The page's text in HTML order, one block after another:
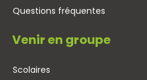
Questions fréquentes
Venir en groupe
Scolaires